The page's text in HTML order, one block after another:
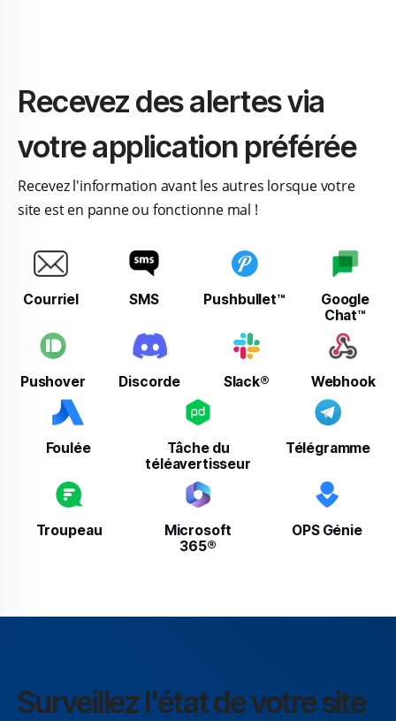
Recevez des alertes via
votre application préférée
Recevez l'information avant les autres lorsque votre
site est en panne ou fonctionne mal !
Courriel SMS Pushbullet™
Google
Chat™
Pushover Discorde Slack® Webhook
Foulée
Tâche du
téléavertisseur
Télégramme
Troupeau
Microsoft
365®
OPS Génie
Surveillez l'état de votre site